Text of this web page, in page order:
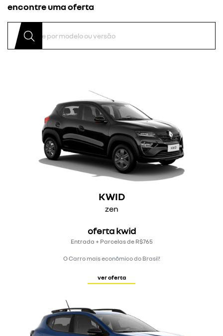
encontre uma oferta
KWID
zen
oferta kwid
Entrada + Parcelas de R$765
O Carro mais econômico do Brasil!
ver oferta